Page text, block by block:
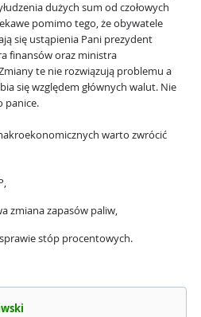
dużych sum od czołowych
pomimo tego, że obywatele
się ustąpienia Pani prezydent
finansów oraz ministra
te nie rozwiązują problemu a
się względem głównych walut. Nie
panice.
warto zwrócić
zmiana zapasów paliw,
sprawie stóp procentowych.